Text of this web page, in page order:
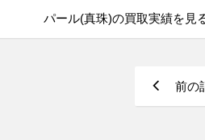
パール(真珠)の買取実績を見
前の